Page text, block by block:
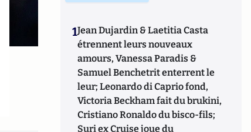
1Jean Dujardin & Laetitia Casta
étrennent leurs nouveaux
amours, Vanessa Paradis &
Samuel Benchetrit enterrent le
leur; Leonardo di Caprio fond,
Victoria Beckham fait du brukini,
Cristiano Ronaldo du bisco-fils;
Suri ex Cruise joue du